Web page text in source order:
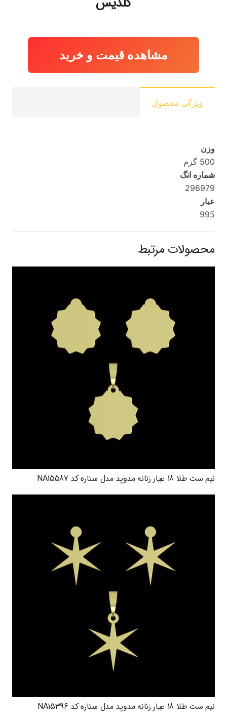
مشاهده قیمت و خرید
ویژگی محصول
وزن
500 گرم
شماره انگ
296979
عیار
995
محصولات مرتبط
نیم ست طلا 18 عیار زنانه مدوپد مدل ستاره کد NA15587
نیم ست طلا 18 عیار زنانه مدوپد مدل ستاره کد NA15396